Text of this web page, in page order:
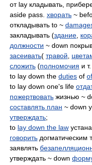
от lay кладывать,
aside pass. хворать ~
откладывать to ~
закладывать (здание
должности ~ down
засеивать( травой
сложить (полномочия и
to lay down the duties of
to lay down one's life
пожертвовать жизнью ~
составлять план ~ down
утверждать;
to lay down the law
говорить догматическим
заявлять
утверждать ~ down